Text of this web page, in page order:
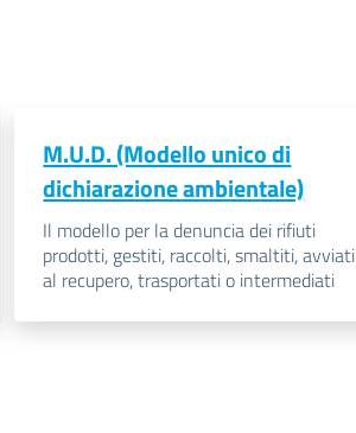
M.U.D. (Modello unico di
dichiarazione ambientale)
Il modello per la denuncia dei rifiuti
prodotti, gestiti, raccolti, smaltiti, avviati
al recupero, trasportati o intermediati